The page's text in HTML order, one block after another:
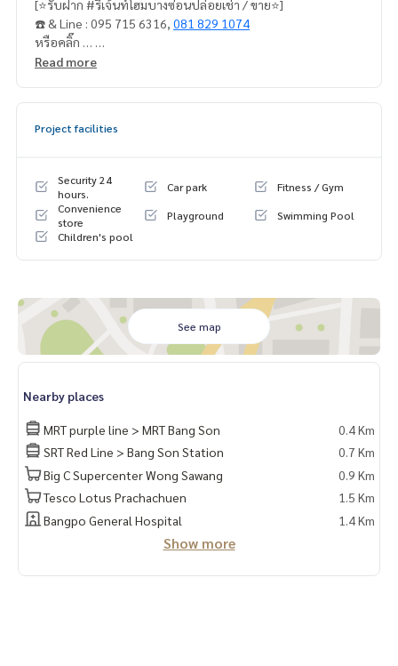
[⭐️รับฝาก #รีเจ้นท์โฮมบางซ่อนปล่อยเช่า / ขาย⭐️]
☎️ & Line : 095 715 6316, 081 829 1074
หรือคลิ๊ก …
[⭐️รับฝาก #รีเจ้นท์โฮมบางซ่อน ซื้อ/ขาย/ ปล่อยเช่า และขายดาวน์
#รีเจ้นท์โฮมบางนา ⭐️ โดยทีมงาน มืออาชีพ ปล่อยไว จริงใจ รับผิด
ชอบ ดูแลห้องลูกค้าเหมือนห้องเราเอง]
📍เฟอร์นิเจอร์ครบ
* ตู้เสื้อผ้าบิ้วอิน + ชั้นเก็บของเป็นระเบียบ
* ตู้รองเท้าบิ้วอิน
* ตู้วางทีวีบิ้วอิน + ชั้นเหนือทีวี
* โซฟา + โต๊ะกลาง
* เตียงบิ้วอินหรูหรา พร้อมไฟหัวเตียง + ที่นอน + โต๊ะข้าง
📍เครื่องใช้ไฟฟ้า
* แอร์ 2 เครื่อง
* เครื่องทำน้ำอุ่น
* Smart TV
* ตู้เย็น 2 ประตู
Read more
Project facilities
Security 24
hours.
Car park
Fitness / Gym
Convenience
store
Playground
Swimming Pool
Children's pool
See map
Nearby places
MRT purple line > MRT Bang Son
0.4 Km
SRT Red Line > Bang Son Station
0.7 Km
Big C Supercenter Wong Sawang
0.9 Km
Tesco Lotus Prachachuen
1.5 Km
Bangpo General Hospital
1.4 Km
Show more